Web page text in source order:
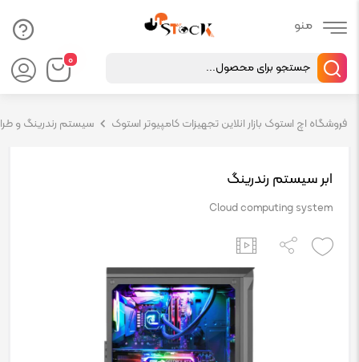
۰
Products
search
فروشگاه اچ استوک بازار انلاین تجهیزات کامپیوتر استوک سیستم رندرینگ و طراحی
ابر سیستم رندرینگ
Cloud computing system